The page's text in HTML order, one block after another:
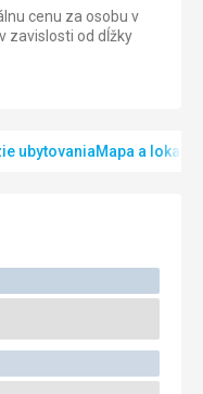
cenu za osobu v
zavislosti od dĺžky
ubytovaniaMapa a lokalita